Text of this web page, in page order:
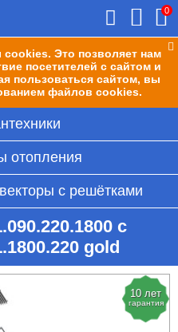
Это позволяет нам
посетителей с сайтом и
пользоваться сайтом, вы
файлов cookies.
0
отопления
с решётками
с
gold
10 лет
гарантия